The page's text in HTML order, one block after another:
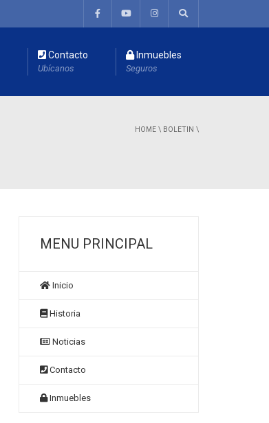
Contacto
Ubícanos
Inmuebles
Seguros
HOME \ BOLETIN \
MENU PRINCIPAL
Inicio
Historia
Noticias
Contacto
Inmuebles